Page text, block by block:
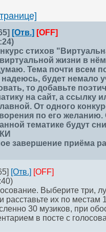
[Отв.] [OFF]
стихов
жизни в
Тема почти всем
будет немало
то добавьте
на сайт, а ссылку
От одного
по его
тематике будут
завершение приёма
[Отв.] [OFF]
Выберите три,
расставьте их по местам
30 музиков, при
в посте с